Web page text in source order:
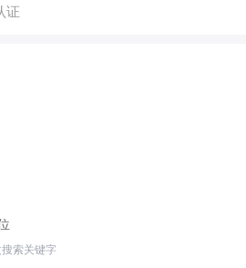
证
索关键字